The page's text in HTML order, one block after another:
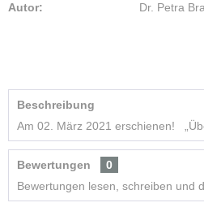
Autor:
Dr. Petra
Beschreibung
Am 02. März 2021 erschienen!
Bewertungen
0
Bewertungen lesen, schreiben und